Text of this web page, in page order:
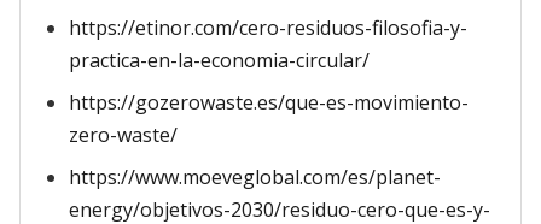
https://etinor.com/cero-residuos-filosofia-y-
practica-en-la-economia-circular/
https://gozerowaste.es/que-es-movimiento-
zero-waste/
https://www.moeveglobal.com/es/planet-
energy/objetivos-2030/residuo-cero-que-es-y-